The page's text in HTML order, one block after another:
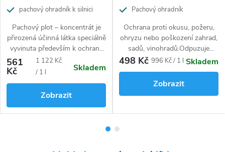
pachový ohradník k silnici
Pachový plot – koncentrát je
přirozená účinná látka speciálně
vyvinuta především k ochraně
zvířat před silničním provozem.
Díky citlivosti na účinnou látku
rodném a přirozeném
stanovišti.Obsah stačí pro
kompletní obnovu pachového
561
Kč
Měrná
cena:
1 122 Kč
/ 1 l
Skladem
Zobrazit
Pachový ohradník
Ochrana proti okusu, požeru,
ohryzu nebo poškození zahrad,
sadů, vinohradů.Odpuzuje
srnky, zajíce, divočáky a další
zvěř.Pro celoroční použití.
498 Kč Měrná
cena:
996 Kč / 1 l Skladem
Zobrazit